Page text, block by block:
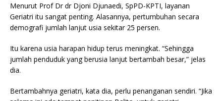
Menurut Prof Dr dr Djoni Djunaedi, SpPD-KPTI, layanan
Geriatri itu sangat penting. Alasannya, pertumbuhan secara
demografi jumlah lanjut usia sekitar 25 persen.
Itu karena usia harapan hidup terus meningkat. “Sehingga
jumlah penduduk yang berusia lanjut bertambah besar,” jelas
dia.
Bertambahnya geriatri, kata dia, perlu penanganan sendiri. “Jika